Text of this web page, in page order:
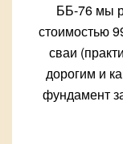
ББ-76 мы
стоимостью
сваи
дорогим и
фундамент